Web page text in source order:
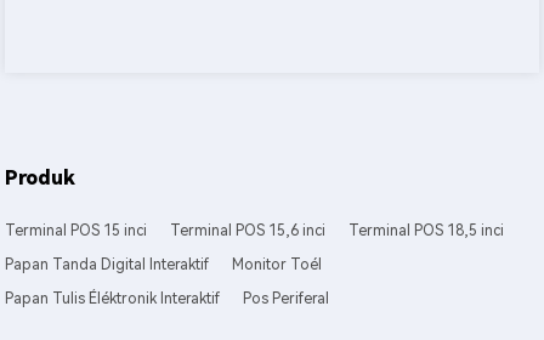
Produk
Terminal POS 15 inci Terminal POS 15,6 inci
Terminal POS 18,5 inci
Papan Tanda Digital Interaktif
Monitor Toél
Papan Tulis Éléktronik Interaktif
Pos Periferal